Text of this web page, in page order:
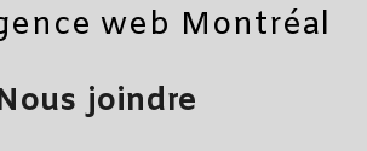
web Montréal
joindre